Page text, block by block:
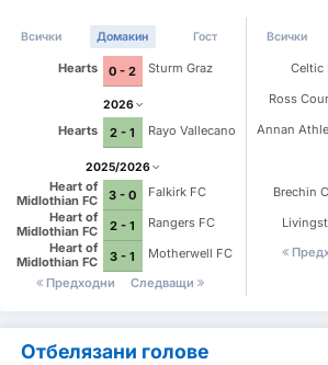
Всички Домакин Гост
Hearts 0 - 2 Sturm Graz
2026
Hearts 2 - 1 Rayo Vallecano
2025/2026
Heart of
Midlothian FC
3 - 0
Falkirk FC
Heart of
Midlothian FC
2 - 1
Rangers FC
Heart of
Midlothian FC
3 - 1
Motherwell FC
Предходни
Следващи
Всички
Celtic
Ross
Annan
Brechin
Отбелязани голове